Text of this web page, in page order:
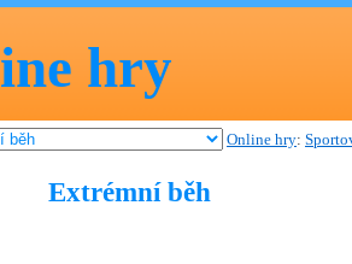
hry
Online hry:
Extrémní běh